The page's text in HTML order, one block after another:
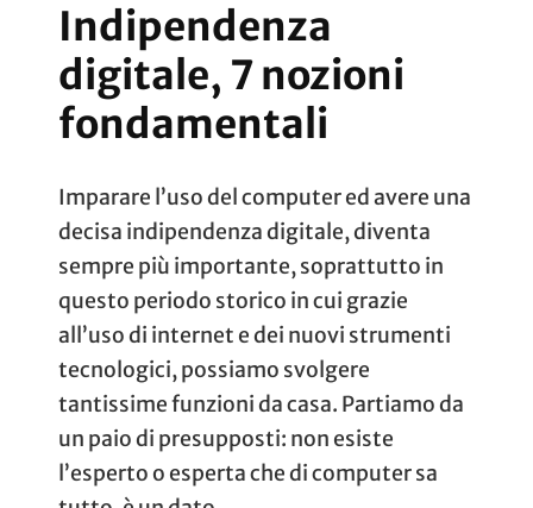
Indipendenza
digitale, 7 nozioni
fondamentali
Imparare l’uso del computer ed avere una
decisa indipendenza digitale, diventa
sempre più importante, soprattutto in
questo periodo storico in cui grazie
all’uso di internet e dei nuovi strumenti
tecnologici, possiamo svolgere
tantissime funzioni da casa. Partiamo da
un paio di presupposti: non esiste
l’esperto o esperta che di computer sa